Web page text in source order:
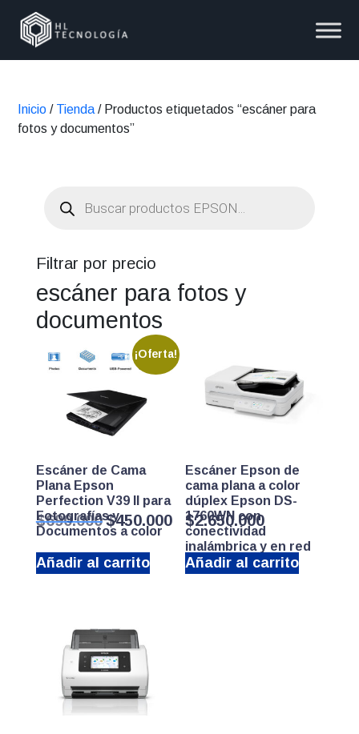
Inicio / Tienda / Productos etiquetados “escáner para
fotos y documentos”
productos
Filtrar por precio
escáner para fotos y
documentos
¡Oferta!
Escáner de Cama
Plana Epson
Perfection V39 II para
Fotografías y
Documentos a color
$690.000 El
precio
era:
$450.000El
precio
actual
Añadir al carrito
Escáner Epson de
cama plana a color
dúplex Epson DS-
1760WN con
conectividad
inalámbrica y en red
$2.650.000
Añadir al carrito